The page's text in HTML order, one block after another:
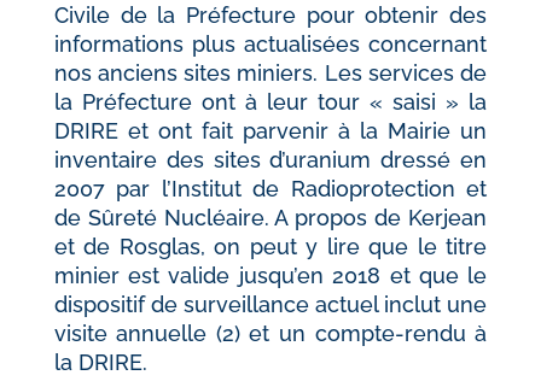
Civile de la Préfecture pour obtenir des
informations plus actualisées concernant
nos anciens sites miniers. Les services de
la Préfecture ont à leur tour « saisi » la
DRIRE et ont fait parvenir à la Mairie un
inventaire des sites d’uranium dressé en
2007 par l’Institut de Radioprotection et
de Sûreté Nucléaire. A propos de Kerjean
et de Rosglas, on peut y lire que le titre
minier est valide jusqu’en 2018 et que le
dispositif de surveillance actuel inclut une
visite annuelle (2) et un compte-rendu à
la DRIRE.